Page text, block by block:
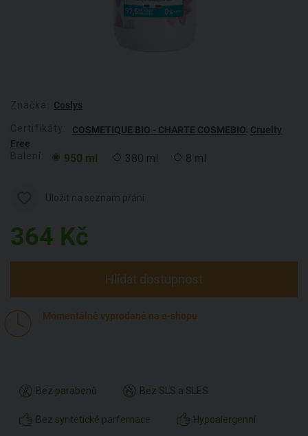
Coslys
COSMETIQUE BIO - CHARTE COSMEBIO, Cruelty
Free
950 ml 380 ml 8 ml
364 Kč
Hlídat dostupnost
Momentálně vyprodané na e-shopu
Bez parabenů Bez SLS a SLES
Bez syntetické parfemace Hypoalergenní